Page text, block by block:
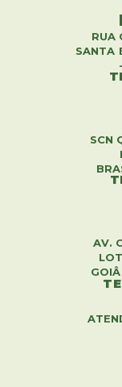
RUA
SANTA
SCN
AV.